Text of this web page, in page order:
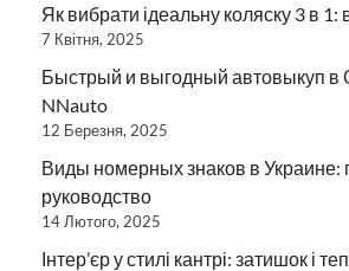
Як вибрати ідеальну коляску 3 в 1:
7 Квітня, 2025
Быстрый и выгодный автовыкуп в
NNauto
12 Березня, 2025
Виды номерных знаков в Украине:
руководство
14 Лютого, 2025
Інтер’єр у стилі кантрі: затишок і